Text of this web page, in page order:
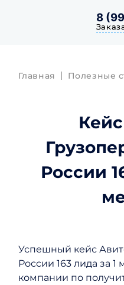
8
ОТЗЫВЫ
Главная Полезные
России
Успешный кейс
России 163 лида за
компании по